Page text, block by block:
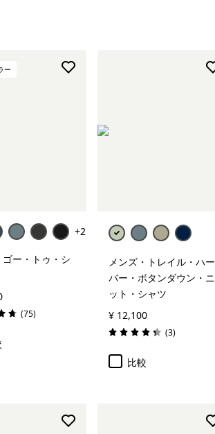
ー
+2
ゴー・トゥ・シ
(75レビュー
)
メンズ・トレイル・ハー
バー・ボタンダウン・ニ
ット・シャツ
¥ 12,100
評価: 4.3 / 5 (3レビュー
)
比較